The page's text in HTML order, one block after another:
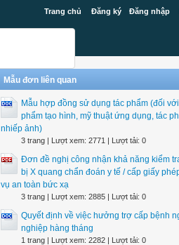
Trang chủ Đăng ký Đăng nhập
Mẫu đơn liên quan
Mẫu hợp đồng sử dụng tác phẩm (đối
phẩm tạo hình, mỹ thuật ứng dụng, tác
nhiếp ảnh)
3 trang | Lượt xem: 2771 | Lượt tải: 0
Đơn đề nghị công nhận khả năng kiểm
bị X quang chẩn đoán y tế / cấp giấy
vụ an toàn bức xạ
3 trang | Lượt xem: 2885 | Lượt tải: 0
Quyết định về việc hưởng trợ cấp bệnh
nghiệp hàng tháng
1 trang | Lượt xem: 2282 | Lượt tải: 0